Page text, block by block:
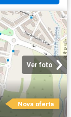
Ver foto
Nova oferta